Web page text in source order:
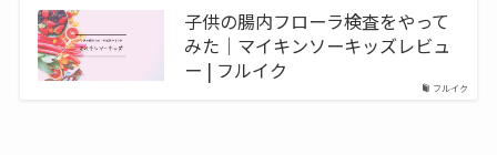
フルイク
子供の腸内フローラ検査をやって
みた｜マイキンソーキッズレビュ
ー | フルイク